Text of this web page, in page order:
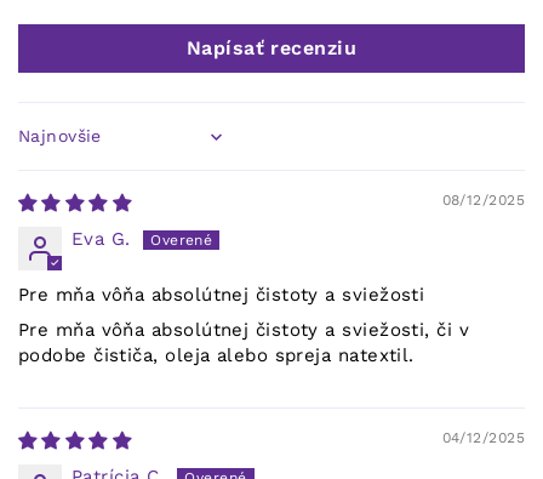
Napísať recenziu
Sort by
08/12/2025
Eva G.
Pre mňa vôňa absolútnej čistoty a sviežosti
Pre mňa vôňa absolútnej čistoty a sviežosti, či v
podobe čističa, oleja alebo spreja natextil.
04/12/2025